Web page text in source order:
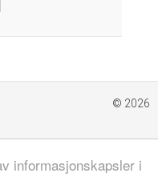
informasjonskapsler i
© 2026